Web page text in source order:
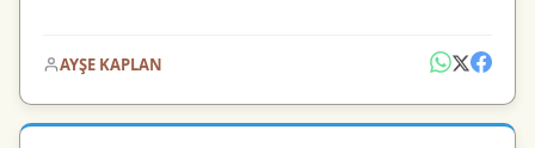
AYŞE KAPLAN